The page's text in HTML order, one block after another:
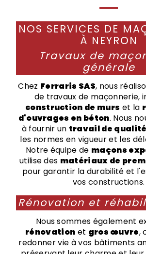
NOS SERVICES DE MAÇONNERIE
À NEYRON
Travaux de maçonnerie
générale
Chez Ferraris SAS, nous
de travaux de maçonnerie,
construction de murs et la
d'ouvrages en béton. Nous
à fournir un travail de qualité
les normes en vigueur et les
Notre équipe de maçons
utilise des matériaux de
pour garantir la durabilité et
vos constructions.
Rénovation et
Nous sommes également
rénovation et gros œuvre,
redonner vie à vos bâtiments